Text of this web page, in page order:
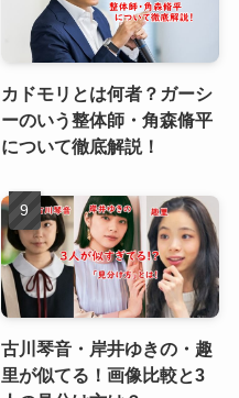
カドモリとは何者？ガーシ
ーのいう整体師・角森脩平
について徹底解説！
古川琴音・岸井ゆきの・趣
里が似てる！画像比較と3